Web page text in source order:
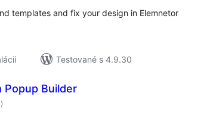
templates and fix your design in Elemnetor
Testované s 4.9.30
Popup Builder
celkové
hodnotenie
)